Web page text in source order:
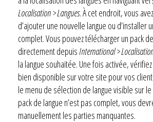
Localisation > Langues. À cet endroit, vous
d’ajouter une nouvelle langue ou d’installer
complet. Vous pouvez télécharger un pack
directement depuisInternational >
la langue souhaitée. Une fois activée,
bien disponible sur votre site pour vos
le menu de sélection de langue visible sur
pack de langue n’est pas complet, vous
manuellement les parties manquantes.